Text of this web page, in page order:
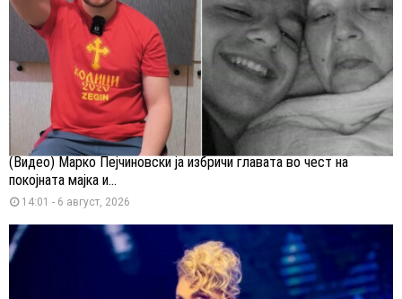
(Видео) Марко Пејчиновски ја избричи главата во чест на
покојната мајка и...
14:01 - 6 август, 2026